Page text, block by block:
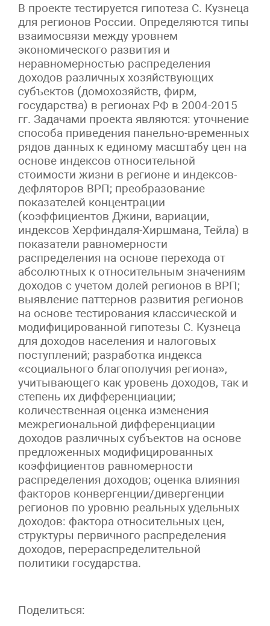
В проекте тестируется гипотеза С. Кузнеца
для регионов России. Определяются типы
взаимосвязи между уровнем
экономического развития и
неравномерностью распределения
доходов различных хозяйствующих
субъектов (домохозяйств, фирм,
государства) в регионах РФ в 2004-2015
гг. Задачами проекта являются: уточнение
способа приведения панельно-временных
рядов данных к единому масштабу цен на
основе индексов относительной
стоимости жизни в регионе и индексов-
дефляторов ВРП; преобразование
показателей концентрации
(коэффициентов Джини, вариации,
индексов Херфиндаля-Хиршмана, Тейла) в
показатели равномерности
распределения на основе перехода от
абсолютных к относительным значениям
доходов с учетом долей регионов в ВРП;
выявление паттернов развития регионов
на основе тестирования классической и
модифицированной гипотезы С. Кузнеца
для доходов населения и налоговых
поступлений; разработка индекса
«социального благополучия региона»,
учитывающего как уровень доходов, так и
степень их дифференциации;
количественная оценка изменения
межрегиональной дифференциации
доходов различных субъектов на основе
предложенных модифицированных
коэффициентов равномерности
распределения доходов; оценка влияния
факторов конвергенции/дивергенции
регионов по уровню реальных удельных
доходов: фактора относительных цен,
структуры первичного распределения
доходов, перераспределительной
политики государства.
Поделиться: